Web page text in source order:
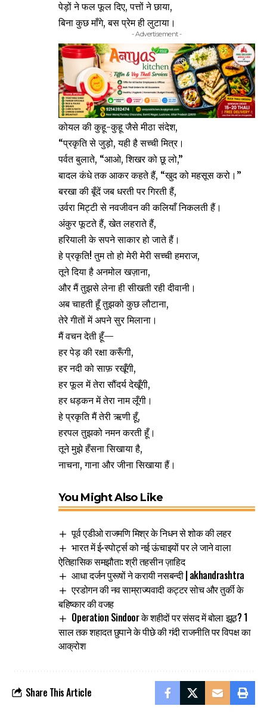
पेड़ों ने फल फूल दिए, पत्तों ने छाया,
बिना कुछ माँगे, बस प्रेम ही लुटाया।
- Advertisement -
कोयल की कुहू-कुहू जैसे मीठा संदेश,
“प्रकृति से जुड़ो, यही है सच्ची मित्र।
पर्वत बुलाते, “आओ, शिखर को छू लो,”
बादल कंधे तक आकर कहते हैं, “खुद को महसूस करो।”
बरखा की बूँदें जब धरती पर गिरती हैं,
उर्वरा मिट्टी से नवजीवन की कलियाँ निकलती हैं।
अंकुर फूटते हैं, खेत लहराते हैं,
हरियाली के सपने साकार हो जाते हैं।
हे प्रकृति! तुम तो हो मेरी मेरी सच्ची हमराज,
तूने दिया है अनमोल खज़ाना,
और मैं तुझसे लेना ही सीखती रही दीवानी।
अब चाहती हूँ तुझको कुछ लौटाना,
तेरे गीतों में अपने सुर मिलाना।
मैं वचन देती हूँ—
हर पेड़ की रक्षा करूँगी,
हर नदी को साफ़ रखूँगी,
हर फूल में तेरा सौंदर्य देखूँगी,
हर धड़कन में तेरा नाम लूँगी।
हे प्रकृति मैं तेरी ऋणी हूँ,
हरपल तुझको नमन करती हूँ।
तूने मुझे हँसना सिखाया है,
नाचना, गाना और जीना सिखाया हैं।
You Might Also Like
पूर्व एडीओ राजमणि मिश्र के निधन से शोक की लहर
भारत में ई-स्पोर्ट्स को नई ऊंचाइयों पर ले जाने वाला
ऐतिहासिक समझौता: श्री तहसीन ज़ाहिद
आधा दर्जन पुरूषों ने करायी नसबन्दी | akhandrashtra
एरडोगन की नव साम्राज्यवादी कट्टर सोच और तुर्की के
बहिष्कार की वजह
Operation Sindoor के शहीदों पर संसद में बोला झूठ? 1
साल तक शहादत छुपाने के पीछे की गंदी राजनीति पर विपक्ष का
आक्रोश
Share This Article